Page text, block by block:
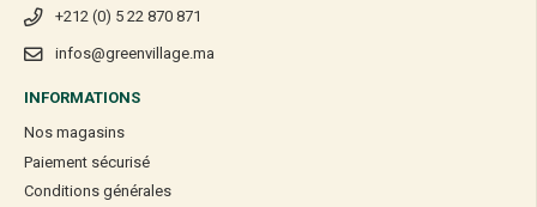
+212 (0) 5 22 870 871
infos@greenvillage.ma
INFORMATIONS
Nos magasins
Paiement sécurisé
Conditions générales